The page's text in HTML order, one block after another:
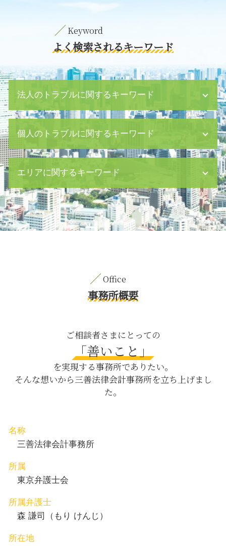
よく検索されるキーワード
法人のトラブルに関するキーワード
パワハラ 上司
企業法務 とは
中期 経営 計画 m&a
債務超過 貸借対照表
債務超過 とは
ハラスメント 弊害
ハラスメント 種類
企業 裁判 紛争
資金繰り 改善
会社法 内部統制
任意回収 債権
強制回収 債権
個人のトラブルに関するキーワード
公正証書 遺言 効力
刑事事件 示談
詐欺 罪
汚職 罪
風俗犯 対象
内容証明郵便 日本郵便
婚姻費用 審判
離婚後 面会交流 調停
残業代 請求 証拠
逮捕後 時間
ハラスメント 職場
エリアに関するキーワード
M&A 中央区 相談
交通事故 八丁堀 相談
M&A 日比谷 弁護士
M&A 渋谷区 相談
労働問題 日比谷 弁護士
契約書作成 渋谷区 弁護士
交通事故 中央区 相談
契約書作成 目黒区 弁護士
債権回収 日比谷 相談
養育費 新宿区 弁護士
内容証明郵便 中央区 弁護士
契約書作成 八丁堀 弁護士
労働問題 目黒区 相談
事務所概要
ご相談者さまにとっての
「善いこと」
を実現する事務所でありたい。
そんな想いから三善法律会計事務所を立ち上げまし
た。
名称
三善法律会計事務所
所属
東京弁護士会
所属弁護士
森 謙司（もり けんじ）
所在地